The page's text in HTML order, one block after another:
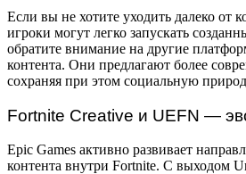
Если вы не хотите уходить далеко от
игроки могут легко запускать
обратите внимание на другие
контента. Они предлагают более
сохраняя при этом социальную
Fortnite Creative и UEFN —
Epic Games активно развивает
контента внутри Fortnite. С выходом